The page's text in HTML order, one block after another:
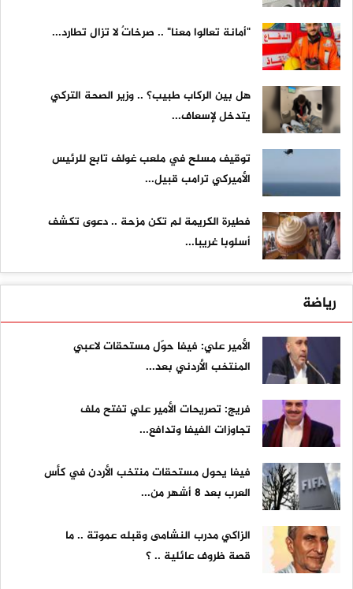
"أمانة تعالوا معنا" .. صرخاتٌ لا تزال تطارد...
هل بين الركاب طبيب؟ .. وزير الصحة التركي
يتدخل لإسعاف...
توقيف مسلح في ملعب غولف تابع للرئيس
الأميركي ترامب قبيل...
فطيرة الكريمة لم تكن مزحة .. دعوى تكشف
أسلوبا غريبا...
رياضة
الأمير علي: فيفا حوّل مستحقات لاعبي
المنتخب الأردني بعد...
فريج: تصريحات الأمير علي تفتح ملف
تجاوزات الفيفا وتدافع...
فيفا يحول مستحقات منتخب الأردن في كأس
العرب بعد 8 أشهر من...
الزاكي مدرب النشامى وقبله عموتة .. ما
قصة ظروف عائلية .. ؟